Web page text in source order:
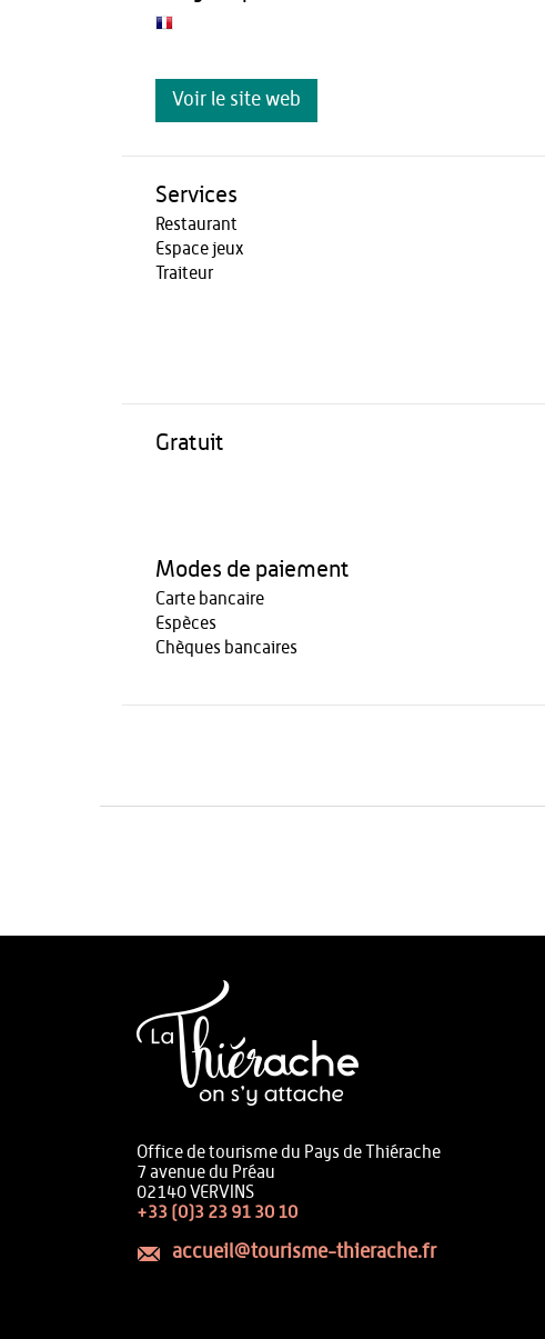
Voir le site web
Services
Restaurant
Espace jeux
Traiteur
Gratuit
Modes de paiement
Carte bancaire
Espèces
Chèques bancaires
Office de tourisme du Pays de Thiérache
7 avenue du Préau
02140 VERVINS
+33 (0)3 23 91 30 10
accueil@tourisme-thierache.fr